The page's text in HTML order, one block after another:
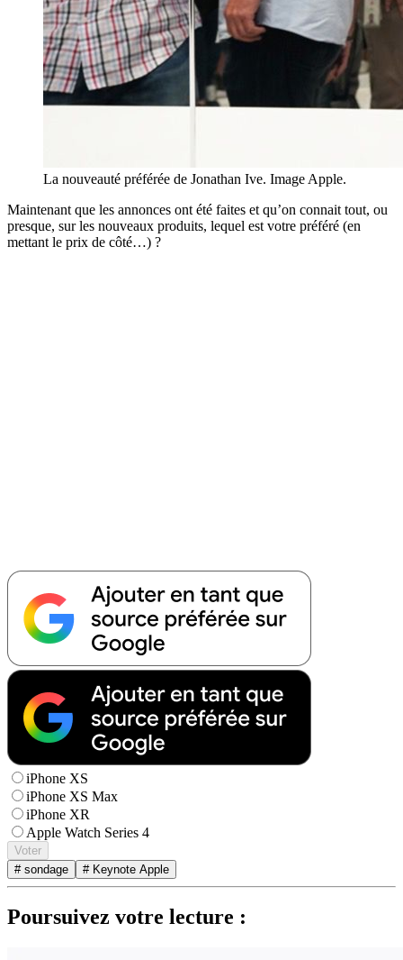
La nouveauté préférée de Jonathan Ive. Image Apple.
Maintenant que les annonces ont été faites et qu’on connait tout, ou
presque, sur les nouveaux produits, lequel est votre préféré (en
mettant le prix de côté…) ?
iPhone XS
iPhone XS Max
iPhone XR
Apple Watch Series 4
Voter
# sondage
# Keynote Apple
Poursuivez votre lecture :